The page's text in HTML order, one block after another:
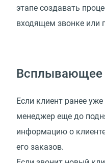
этапе создавать
входящем звонке
Всплывающее
Если клиент ранее
менеджер еще до
информацию о
его заказов.